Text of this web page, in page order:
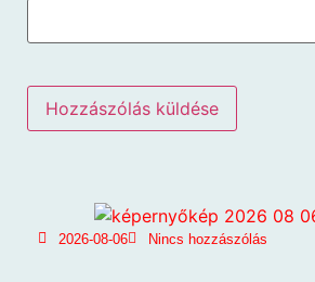
2026-08-06 Nincs hozzászólás